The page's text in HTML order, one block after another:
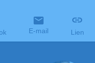
E-mail Lien